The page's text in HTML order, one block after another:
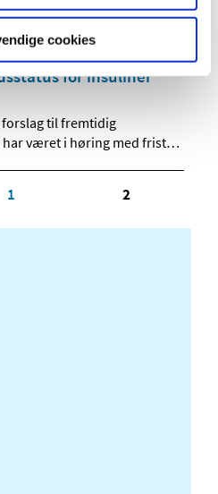
cookies
hurtigere og mere effektiv…
har modtaget 10 nye
for insuliner
til fremtidig
været i høring med frist…
1 2